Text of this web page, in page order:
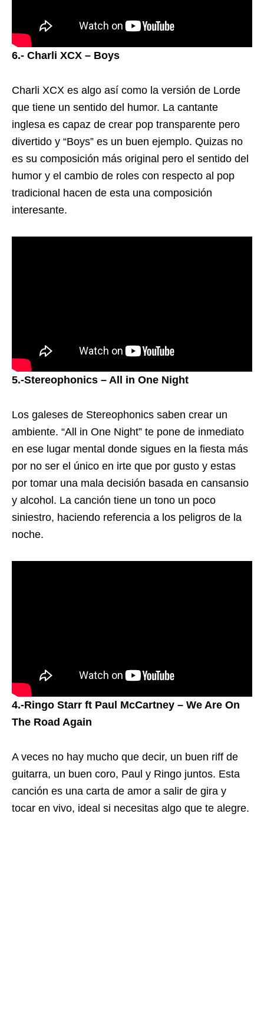
6.- Charli XCX – Boys
Charli XCX es algo así como la versión de Lorde
que tiene un sentido del humor. La cantante
inglesa es capaz de crear pop transparente pero
divertido y “Boys” es un buen ejemplo. Quizas no
es su composición más original pero el sentido del
humor y el cambio de roles con respecto al pop
tradicional hacen de esta una composición
interesante.
5.-Stereophonics – All in One Night
Los galeses de Stereophonics saben crear un
ambiente. “All in One Night” te pone de inmediato
en ese lugar mental donde sigues en la fiesta más
por no ser el único en irte que por gusto y estas
por tomar una mala decisión basada en cansansio
y alcohol. La canción tiene un tono un poco
siniestro, haciendo referencia a los peligros de la
noche.
4.-Ringo Starr ft Paul McCartney – We Are On
The Road Again
A veces no hay mucho que decir, un buen riff de
guitarra, un buen coro, Paul y Ringo juntos. Esta
canción es una carta de amor a salir de gira y
tocar en vivo, ideal si necesitas algo que te alegre.